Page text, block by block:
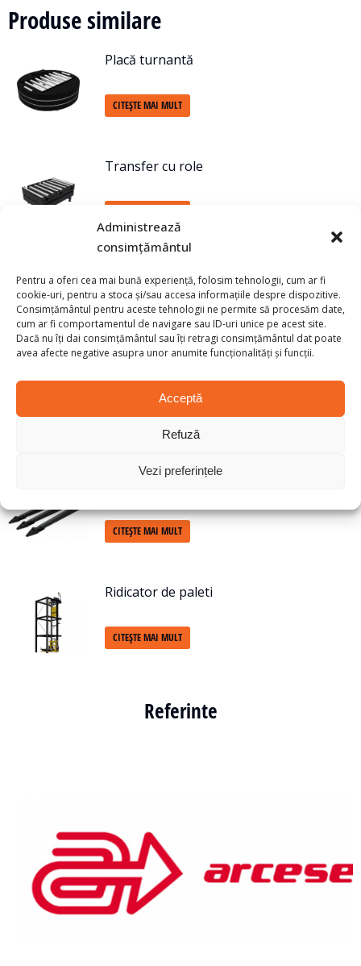
Administrează
consimțământul
Pentru a oferi cea mai bună experiență, folosim tehnologii, cum ar fi
cookie-uri, pentru a stoca și/sau accesa informațiile despre dispozitive.
Consimțământul pentru aceste tehnologii ne permite să procesăm date,
cum ar fi comportamentul de navigare sau ID-uri unice pe acest site.
Dacă nu îți dai consimțământul sau îți retragi consimțământul dat poate
avea afecte negative asupra unor anumite funcționalități și funcții.
Acceptă
Refuză
Vezi preferințele
Produse similare
Placă turnantă
CITEȘTE MAI MULT
Transfer cu role
Transfer cu lanț
CITEȘTE MAI MULT
Modul de lanț simplu
CITEȘTE MAI MULT
Ridicator de paleti
CITEȘTE MAI MULT
Referinte